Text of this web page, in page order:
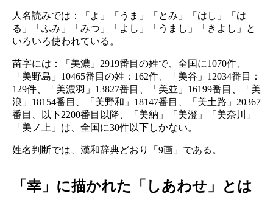
人名読みでは：「よ」「うま」「とみ」「はし」「は
る」「ふみ」「みつ」「よし」「うまし」「きよし」と
いろいろ使われている。
苗字には：「美濃」2919番目の姓で、全国に1070件、
「美野島」10465番目の姓：162件、「美谷」12034番目：
129件、「美濃羽」13827番目、「美並」16199番目、「美
浪」18154番目、「美野和」18147番目、「美土路」20367
番目、以下2200番目以降、「美納」「美澄」「美奈川」
「美ノ上」は、全国に30件以下しかない。
姓名判断では、漢和辞典どおり「9画」である。
「幸」に描かれた「しあわせ」とは